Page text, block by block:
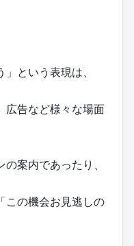
という表現は、
広告など様々な場面
案内であったり、
この機会お見逃しの